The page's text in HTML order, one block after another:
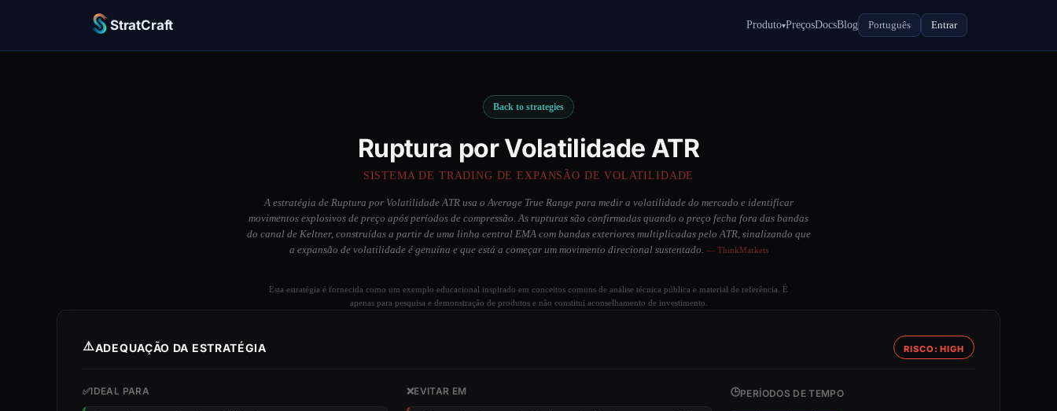
StratCraft Produto▾PreçosDocsBlog Português Entrar
Back to strategies
Ruptura por Volatilidade ATR
SISTEMA DE TRADING DE EXPANSÃO DE VOLATILIDADE
A estratégia de Ruptura por Volatilidade ATR usa o Average True Range para medir a volatilidade do mercado e identificar
movimentos explosivos de preço após períodos de compressão. As rupturas são confirmadas quando o preço fecha fora das bandas
do canal de Keltner, construídas a partir de uma linha central EMA com bandas exteriores multiplicadas pelo ATR, sinalizando que
a expansão de volatilidade é genuína e que está a começar um movimento direcional sustentado. — ThinkMarkets
Esta estratégia é fornecida como um exemplo educacional inspirado em conceitos comuns de análise técnica pública e material de referência. É
apenas para pesquisa e demonstração de produtos e não constitui aconselhamento de investimento.
⚠️ADEQUAÇÃO DA ESTRATÉGIA RISCO: HIGH
✅IDEAL PARA ❌EVITAR EM 🕒PERÍODOS DE TEMPO